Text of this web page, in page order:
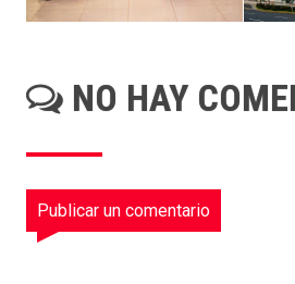
NO HAY
Publicar un comentario